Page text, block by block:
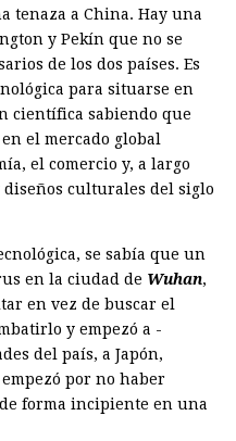
tenaza a China. Hay una
y Pekín que no se
de los dos países. Es
para situarse en
científica sabiendo que
el mercado global
el comercio y, a largo
diseños culturales del siglo
se sabía que un
en la ciudad de Wuhan,
en vez de buscar el
y empezó a
del país, a Japón,
por no haber
forma incipiente en una